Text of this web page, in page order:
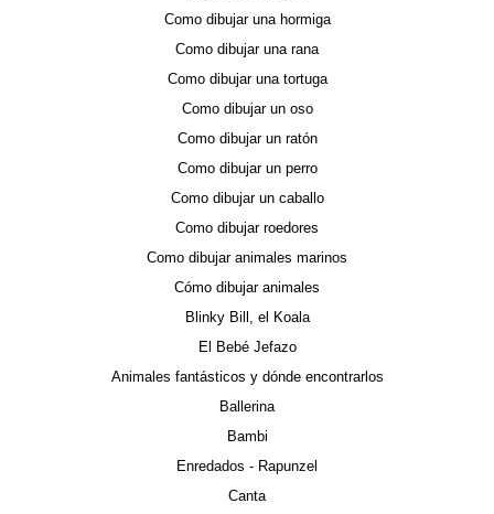
Como dibujar una hormiga
Como dibujar una rana
Como dibujar una tortuga
Como dibujar un oso
Como dibujar un ratón
Como dibujar un perro
Como dibujar un caballo
Como dibujar roedores
Como dibujar animales marinos
Cómo dibujar animales
Blinky Bill, el Koala
El Bebé Jefazo
Animales fantásticos y dónde encontrarlos
Ballerina
Bambi
Enredados - Rapunzel
Canta